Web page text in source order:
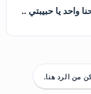
واحد يا حبيبتي ..
من الرد هنا.